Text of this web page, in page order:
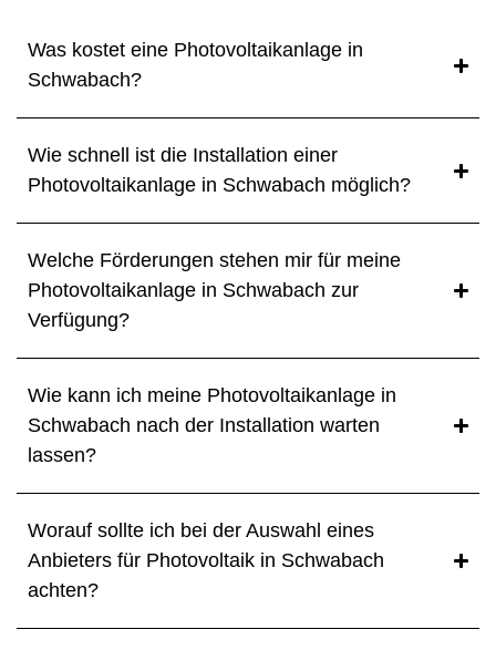
Was kostet eine Photovoltaikanlage in
Schwabach?
Wie schnell ist die Installation einer
Photovoltaikanlage in Schwabach möglich?
Welche Förderungen stehen mir für meine
Photovoltaikanlage in Schwabach zur
Verfügung?
Wie kann ich meine Photovoltaikanlage in
Schwabach nach der Installation warten
lassen?
Worauf sollte ich bei der Auswahl eines
Anbieters für Photovoltaik in Schwabach
achten?